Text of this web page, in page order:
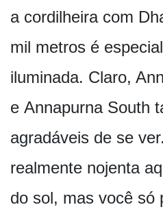
a cordilheira com
mil metros é
iluminada. Claro,
e Annapurna South
agradáveis de se
realmente nojenta
do sol, mas você só